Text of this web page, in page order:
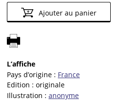
Ajouter au panier
L’affiche
Pays d’origine : France
Edition : originale
Illustration : anonyme